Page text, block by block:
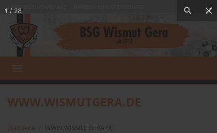
OFFIZIELLE HOMEPAGE
Toggle
navigation
WWW.WISMUTGERA.DE
Startseite WWW.WISMUTGERA.DE
1 / 28